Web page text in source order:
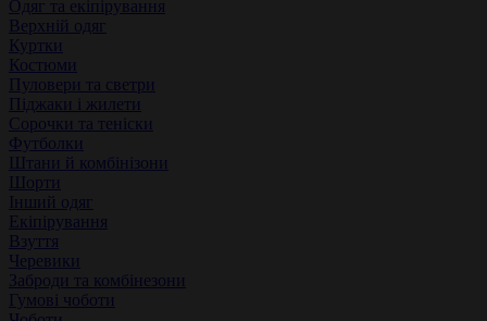
Одяг та екіпірування
Верхній одяг
Куртки
Костюми
Пуловери та светри
Піджаки і жилети
Сорочки та теніски
Футболки
Штани й комбінізони
Шорти
Інший одяг
Екіпірування
Взуття
Черевики
Заброди та комбінезони
Гумові чоботи